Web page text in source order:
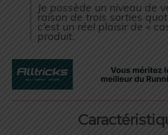
Je possède un niveau de
raison de trois sorties
c’est un réel plaisir de «
produit.